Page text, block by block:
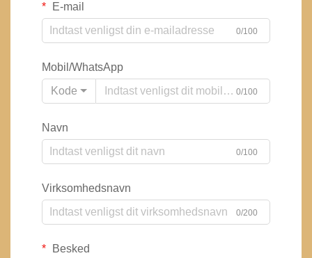
E-mail
0/100
Mobil/WhatsApp
Kode
0/100
Navn
0/100
Virksomhedsnavn
0/200
Besked